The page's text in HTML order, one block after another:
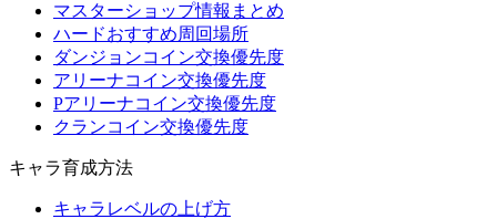
マスターショップ情報まとめ
ハードおすすめ周回場所
ダンジョンコイン交換優先度
アリーナコイン交換優先度
Pアリーナコイン交換優先度
クランコイン交換優先度
キャラ育成方法
キャラレベルの上げ方